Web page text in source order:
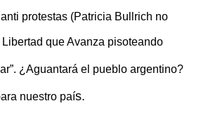
protestas (Patricia Bullrich no
que Avanza pisoteando
. ¿Aguantará el pueblo argentino?
nuestro país.